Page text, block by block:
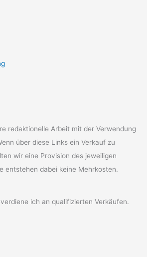
redaktionelle Arbeit mit der Verwendung
über diese Links ein Verkauf zu
wir eine Provision des jeweiligen
entstehen dabei keine Mehrkosten.
ich an qualifizierten Verkäufen.